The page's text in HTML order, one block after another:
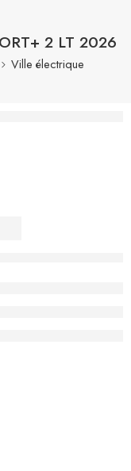
2 LT 2026
Ville électrique